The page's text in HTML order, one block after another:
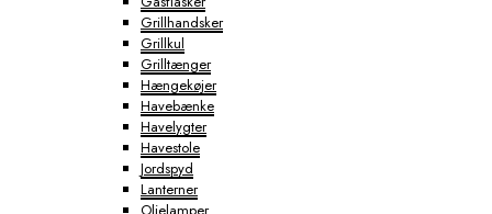
Grillhandsker
Grillkul
Grilltænger
Hængekøjer
Havebænke
Havelygter
Havestole
Jordspyd
Lanterner